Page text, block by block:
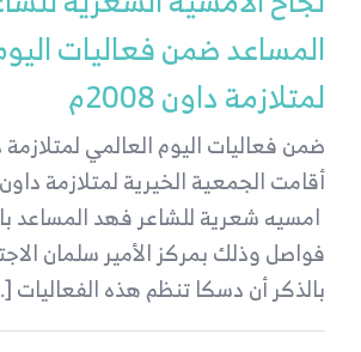
المساعد ضمن فعاليات
لمتلازمة داون 2008م
أقامت الجمعية الخيرية لمتلازمة
امسيه شعرية للشاعر فهد المساعد
فواصل وذلك بمركز الأمير سلمان
بالذكر أن دسكا تنظم هذه الفعاليات